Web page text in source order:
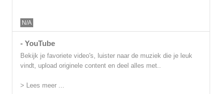
N/A
- YouTube
Bekijk je favoriete video's, luister naar de muziek die je leuk
vindt, upload originele content en deel alles met..
> Lees meer ...